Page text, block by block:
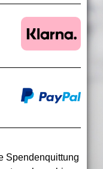
Spendenquittung